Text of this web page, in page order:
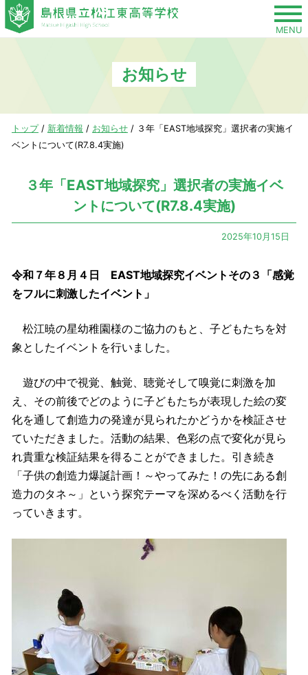
このページの本文へ
MENU
お知らせ
現
在
トップ/ 新着情報 / お知らせ / ３年「EAST地域探究」選択者の実施イ
ベントについて(R7.8.4実施)
３年「EAST地域探究」選択者の実施イベ
ントについて(R7.8.4実施)
2025年10月15日
令和７年８月４日 EAST地域探究イベントその３「感覚
をフルに刺激したイベント」
松江暁の星幼稚園様のご協力のもと、子どもたちを対
象としたイベントを行いました。
遊びの中で視覚、触覚、聴覚そして嗅覚に刺激を加
え、その前後でどのように子どもたちが表現した絵の変
化を通して創造力の発達が見られたかどうかを検証させ
ていただきました。活動の結果、色彩の点で変化が見ら
れ貴重な検証結果を得ることができました。引き続き
「子供の創造力爆誕計画！～やってみた！の先にある創
造力のタネ～」という探究テーマを深めるべく活動を行
っていきます。